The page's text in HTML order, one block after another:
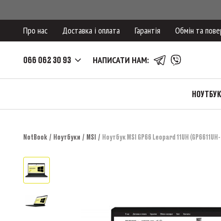
Про нас Доставка і оплата Гарантія Обмін та
066 062 30 93 НАПИСАТИ НАМ:
NotBook Ноутбуки MSI Ноутбук MSI GP66 Leopard 11UH